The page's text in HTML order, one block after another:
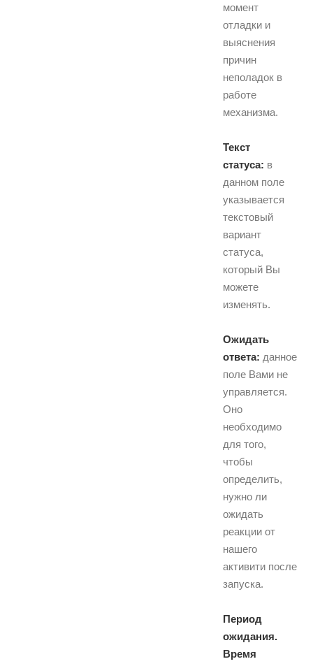
момент
отладки и
выяснения
причин
неполадок в
работе
механизма.
Текст
статуса: в
данном поле
указывается
текстовый
вариант
статуса,
который Вы
можете
изменять.
Ожидать
ответа: данное
поле Вами не
управляется.
Оно
необходимо
для того,
чтобы
определить,
нужно ли
ожидать
реакции от
нашего
активити после
запуска.
Период
ожидания.
Время